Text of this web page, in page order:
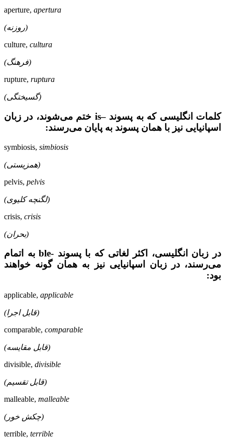
aperture, apertura
(روزنه)
culture, cultura
(فرهنگ)
rupture, ruptura
(گسیختگی)
کلمات انگلیسی که به پسوند –is ختم می‌شوند، در زبان
اسپانیایی نیز با همان پسوند به پایان می‌رسند:
symbiosis, simbiosis
(همزیستی)
pelvis, pelvis
(لگنچه کلیوی)
crisis, crisis
(بحران)
در زبان انگلیسی، اکثر لغاتی که با پسوند -ble به اتمام
می‌رسند، در زبان اسپانیایی نیز به همان گونه خواهند
بود:
applicable, applicable
(قابل اجرا)
comparable, comparable
(قابل مقایسه)
divisible, divisible
(قابل تقسیم)
malleable, malleable
(چکش خور)
terrible, terrible